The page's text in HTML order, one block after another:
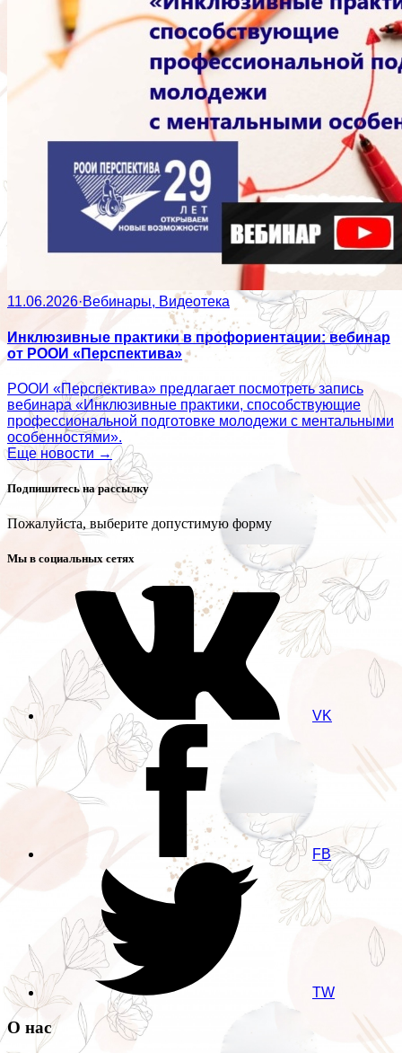
11.06.2026·Вебинары, Видеотека
Инклюзивные практики в профориентации: вебинар
от РООИ «Перспектива»
РООИ «Перспектива» предлагает посмотреть запись
вебинара «Инклюзивные практики, способствующие
профессиональной подготовке молодежи с ментальными
особенностями».
Еще новости →
Подпишитесь на рассылку
Пожалуйста, выберите допустимую форму
Мы в социальных сетях
VK
FB
TW
О нас